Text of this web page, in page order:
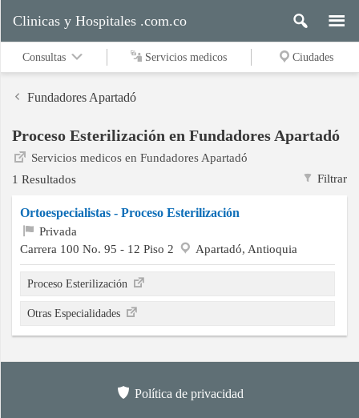
medicos
Ciudades
Buscar
Clinicas y Hospitales .com.co
Consultas Servicios medicos Ciudades
Fundadores Apartadó
Proceso Esterilización en Fundadores Apartadó
Servicios medicos en Fundadores Apartadó
Filtrar
1 Resultados
Ortoespecialistas - Proceso Esterilización
Privada
Carrera 100 No. 95 - 12 Piso 2
Apartadó, Antioquia
Proceso Esterilización
Otras Especialidades
Política de privacidad